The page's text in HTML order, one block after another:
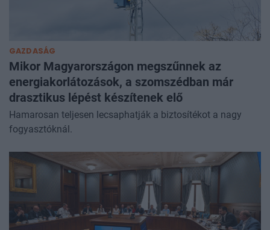
GAZDASÁG
Mikor Magyarországon megszűnnek az
energiakorlátozások, a szomszédban már
drasztikus lépést készítenek elő
Hamarosan teljesen lecsaphatják a biztosítékot a nagy
fogyasztóknál.